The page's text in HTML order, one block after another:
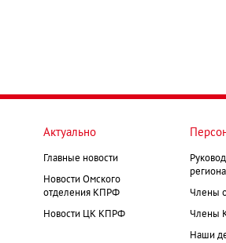
Актуально
Главные новости
Новости Омского
отделения КПРФ
Новости ЦК КПРФ
Члены
Члены
Наши